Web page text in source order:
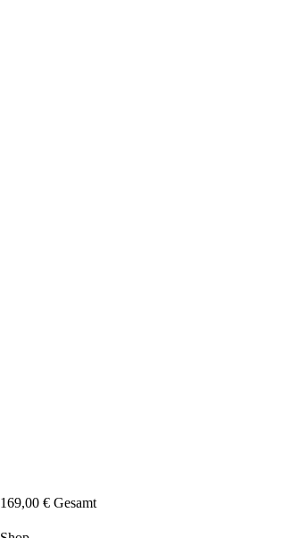
169,00 € Gesamt